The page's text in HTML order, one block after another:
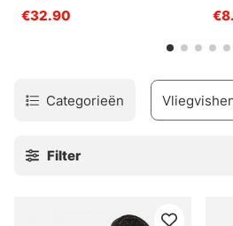
€32.90
Categorieën
Filter